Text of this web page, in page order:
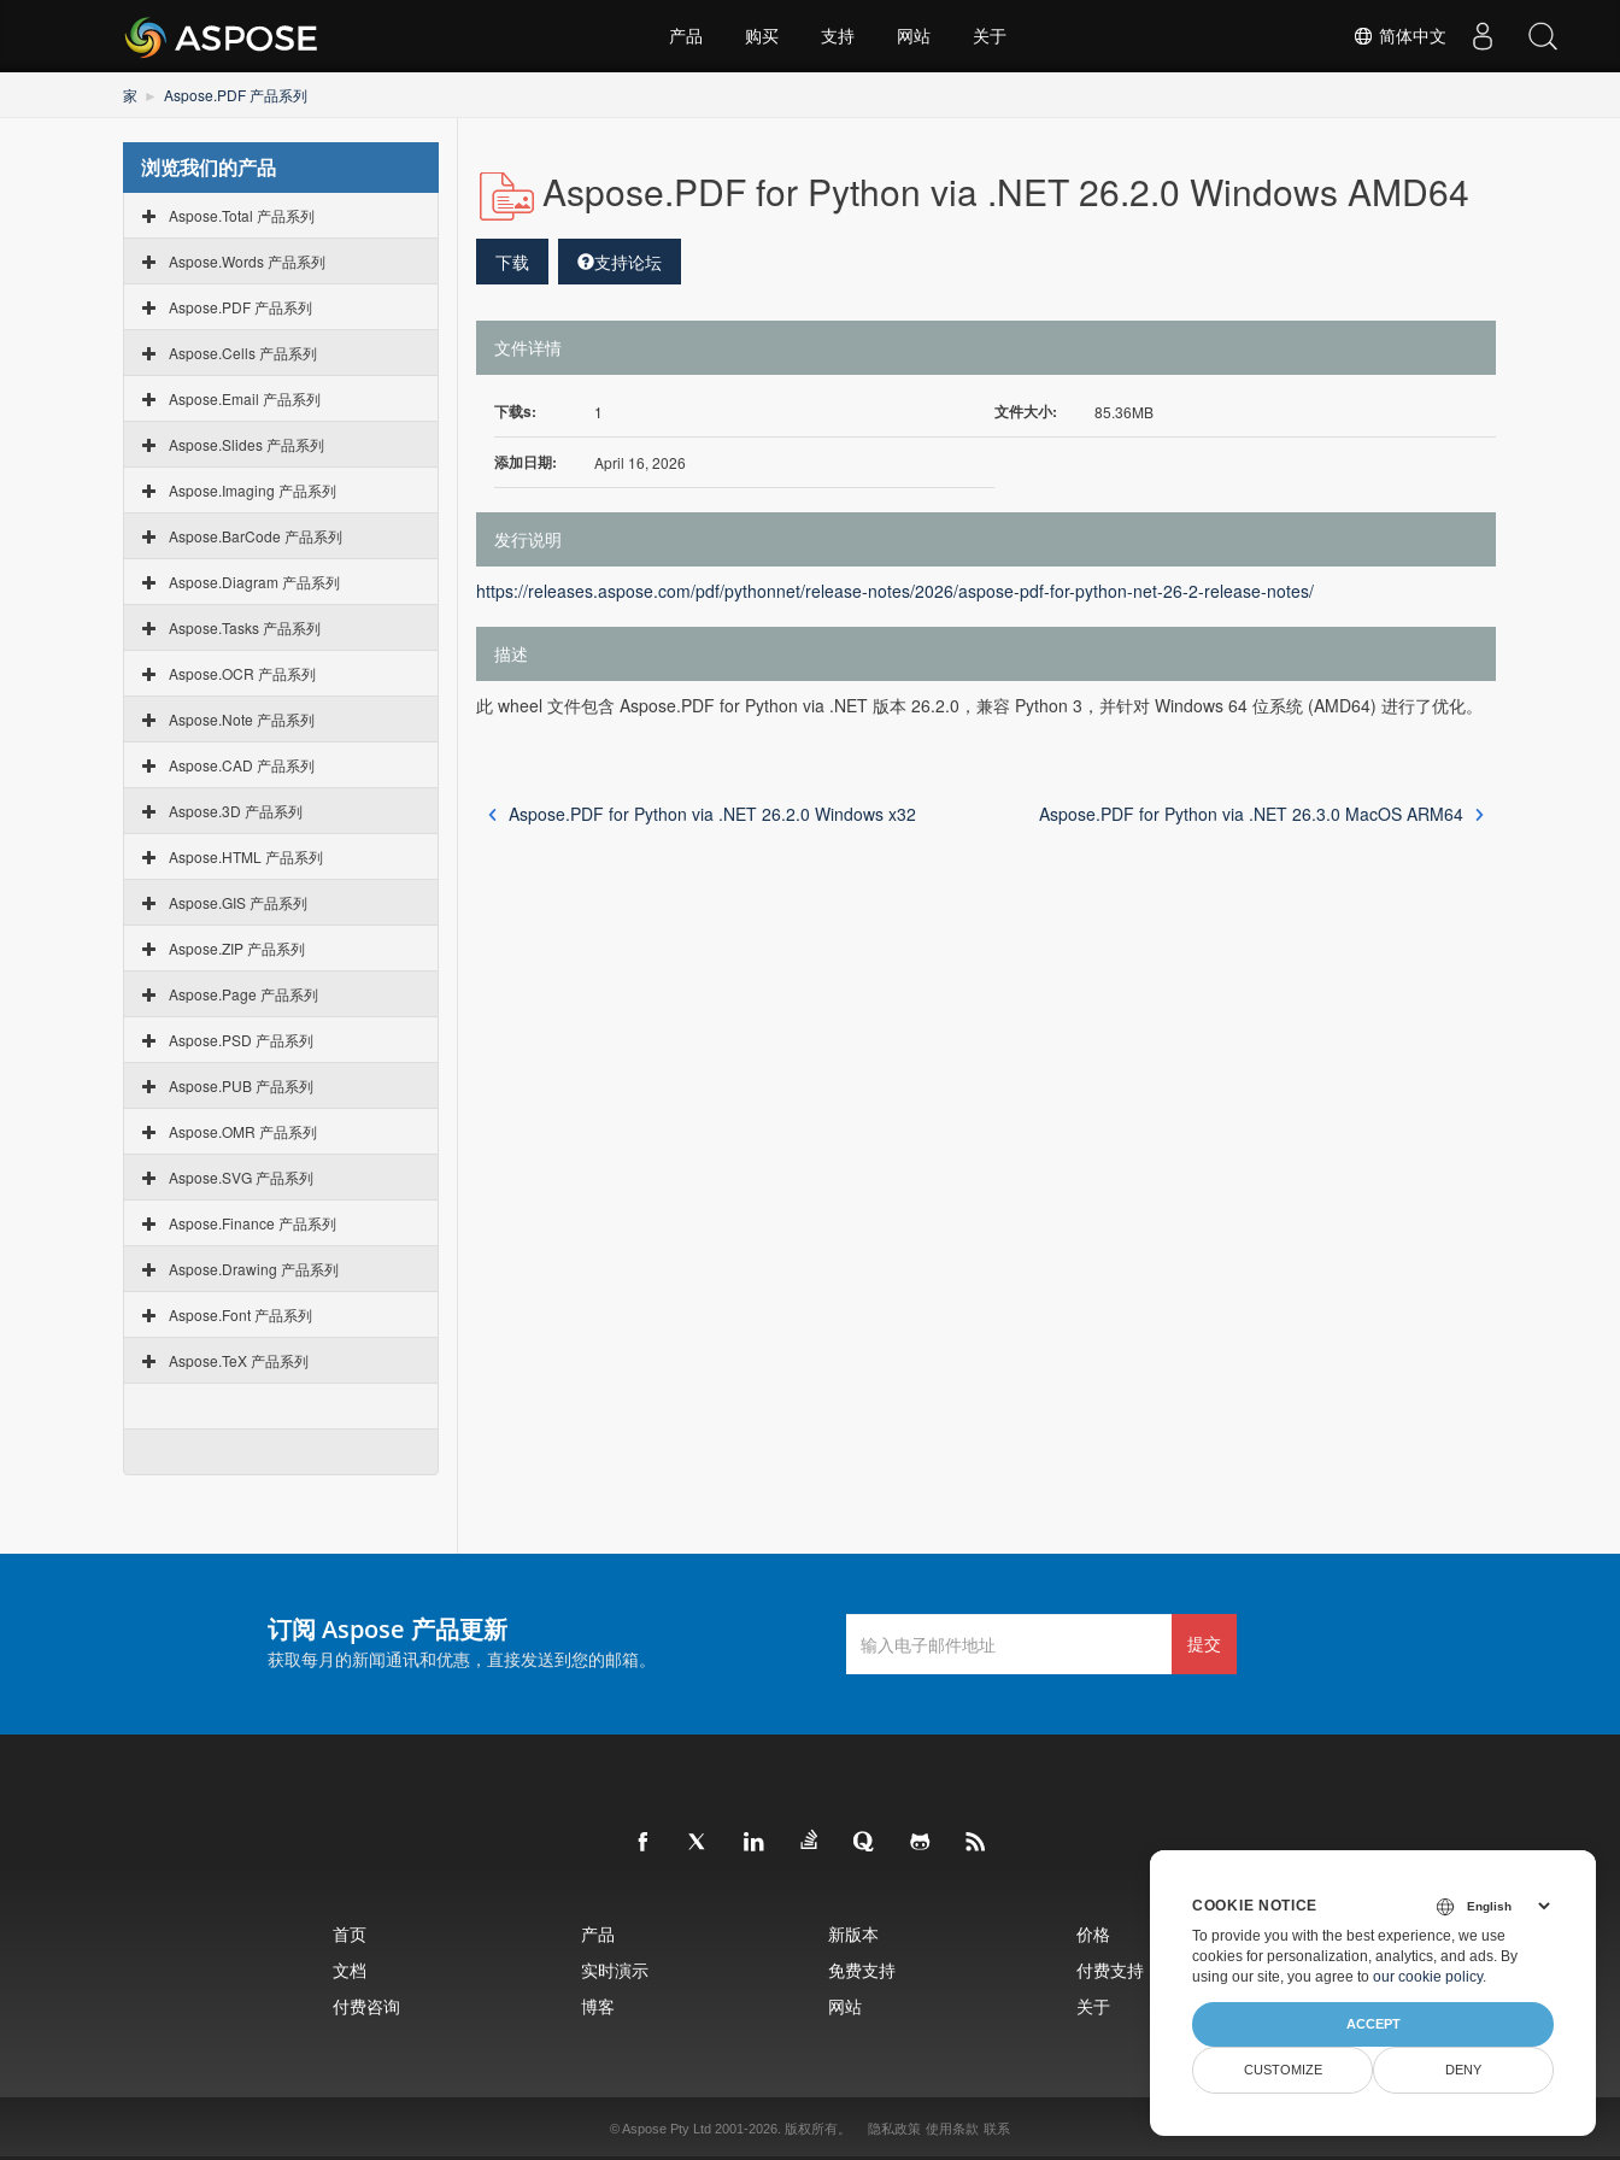
简体中文
产品 购买 支持 网站 关于
家 Aspose.PDF 产品系列
浏览我们的产品
Aspose.Total 产品系列
Aspose.Words 产品系列
Aspose.PDF 产品系列
Aspose.Cells 产品系列
Aspose.Email 产品系列
Aspose.Slides 产品系列
Aspose.Imaging 产品系列
Aspose.BarCode 产品系列
Aspose.Diagram 产品系列
Aspose.Tasks 产品系列
Aspose.OCR 产品系列
Aspose.Note 产品系列
Aspose.CAD 产品系列
Aspose.3D 产品系列
Aspose.HTML 产品系列
Aspose.GIS 产品系列
Aspose.ZIP 产品系列
Aspose.Page 产品系列
Aspose.PSD 产品系列
Aspose.PUB 产品系列
Aspose.OMR 产品系列
Aspose.SVG 产品系列
Aspose.Finance 产品系列
Aspose.Drawing 产品系列
Aspose.Font 产品系列
Aspose.TeX 产品系列
Aspose.PDF for Python via .NET 26.2.0 Windows AMD64
下载 支持论坛
文件详情
下载s: 1 文件大小: 85.36MB
添加日期: April 16, 2026
发行说明
https://releases.aspose.com/pdf/pythonnet/release-notes/2026/aspose-pdf-for-python-net-26-2-release-notes/
描述
此 wheel 文件包含 Aspose.PDF for Python via .NET 版本 26.2.0，兼容 Python 3，并针对 Windows 64 位系统 (AMD64) 进行了优化。
Aspose.PDF for Python via .NET 26.2.0 Windows x32 Aspose.PDF for Python via .NET 26.3.0 MacOS ARM64
订阅 Aspose 产品更新
获取每月的新闻通讯和优惠，直接发送到您的邮箱。
提交
首页 产品 新版本
价格
文档
实时演示 免费支持
付费支持
付费咨询
博客 网站 关于
© Aspose Pty Ltd 2001-2026. 版权所有。 隐私政策 使用条款 联系
COOKIE NOTICE
To provide you with the best experience, we use
cookies for personalization, analytics, and ads. By
using our site, you agree to our cookie policy.
ACCEPT
CUSTOMIZE DENY